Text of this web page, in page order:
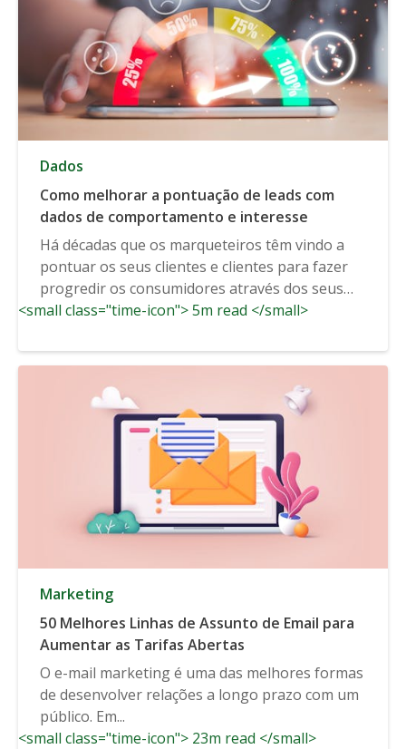
Dados
Como melhorar a pontuação de leads com
dados de comportamento e interesse
Há décadas que os marqueteiros têm vindo a
pontuar os seus clientes e clientes para fazer
progredir os consumidores através dos seus
funis de compra....
<small class="time-icon"> 5m read </small>
Marketing
50 Melhores Linhas de Assunto de Email para
Aumentar as Tarifas Abertas
O e-mail marketing é uma das melhores formas
de desenvolver relações a longo prazo com um
público. Em...
<small class="time-icon"> 23m read </small>